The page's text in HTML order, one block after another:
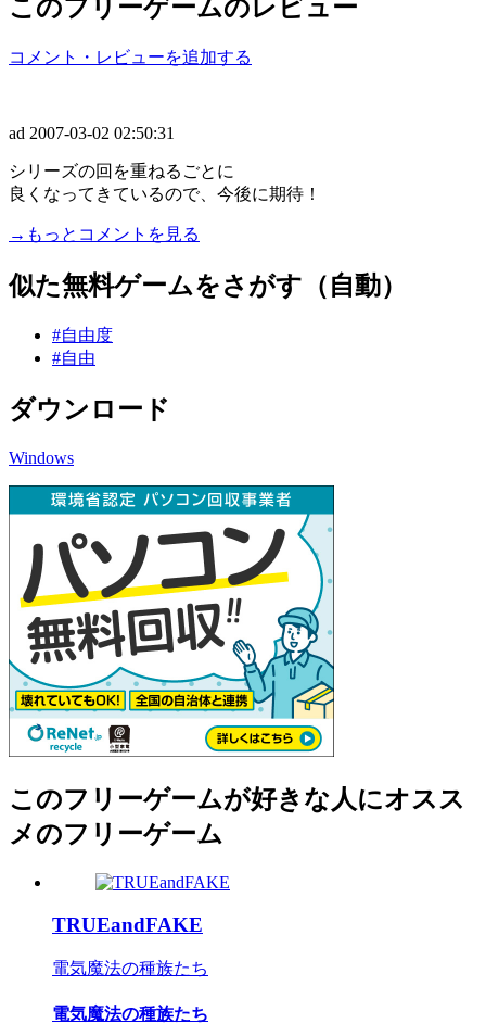
このフリーゲームのレビュー
コメント・レビューを追加する
ad 2007-03-02 02:50:31
シリーズの回を重ねるごとに
良くなってきているので、今後に期待！
→もっとコメントを見る
似た無料ゲームをさがす（自動）
#自由度
#自由
ダウンロード
Windows
このフリーゲームが好きな人にオスス
メのフリーゲーム
TRUEandFAKE
電気魔法の種族たち
電気魔法の種族たち